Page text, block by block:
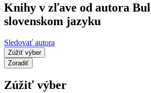
Knihy v zľave od autora
slovenskom jazyku
Sledovať autora
Zúžiť výber
Zoradiť
Zúžiť výber